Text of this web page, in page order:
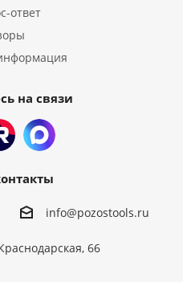
ответ
на связи
info@pozostools.ru
66